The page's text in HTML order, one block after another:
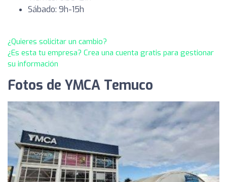
Sábado: 9h-15h
¿Quieres solicitar un cambio?
¿Es esta tu empresa? Crea una cuenta gratis para gestionar
su información
Fotos de YMCA Temuco